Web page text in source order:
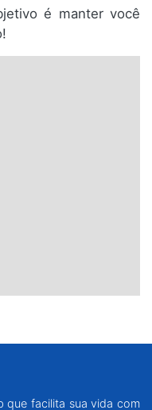
é manter você
que facilita sua vida com